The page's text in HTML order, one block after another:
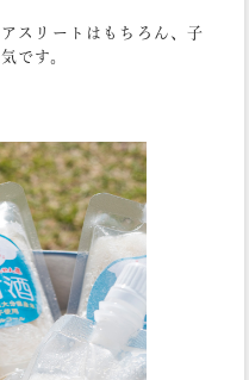
スリートはもちろん、子
です。